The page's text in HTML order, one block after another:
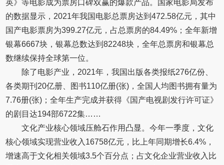
英》等电影成为票房口碑双赢的爆款产品。国家电影局发布
的数据显示，2021年我国电影总票房达到472.58亿元，其中
国产电影票房为399.27亿元，占总票房的84.49%；全年新增
银幕6667块，银幕总数达到82248块，全年总票房和银幕总
数继续保持全球第一位。
除了电影产业，2021年，我国出版各类报纸276亿份、
各类期刊20亿册、图书110亿册(张)，全国人均图书拥有量为
7.76册(张)；全年生产完成并获得《国产电视剧发行许可证》
的剧目达194部6722集……
文化产业核心领域压舱石作用凸显。今年一季度，文化
核心领域实现营业收入16758亿元，比上年同期增长6.4%，
增速高于文化相关领域3.5个百分点；占文化企业营业收入比